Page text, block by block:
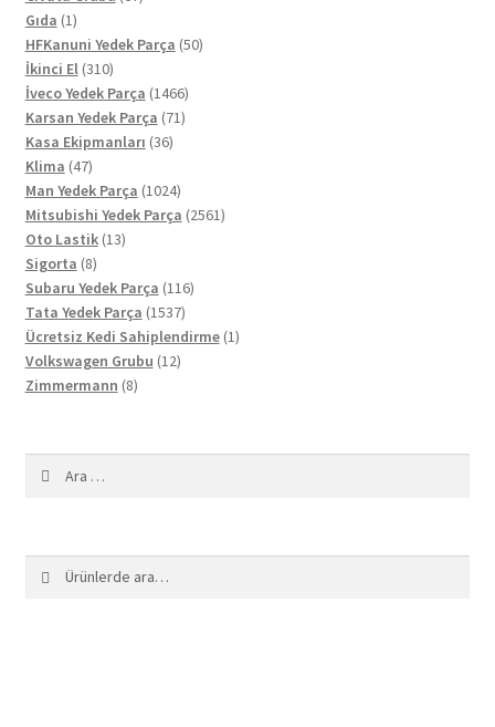
Gıda 11
ürün
HFKanuni Yedek Parça 5050
İkinci El 310310
ürün
İveco Yedek Parça 14661466
ürün
Karsan Yedek Parça 7171
Kasa Ekipmanları 3636
Klima 4747
ürün
Man Yedek Parça 10241024
ürün
Mitsubishi Yedek Parça 25612561
Oto Lastik 1313
Sigorta 88
ürün
Subaru Yedek Parça 116116
Tata Yedek Parça 15371537
ürün
Ücretsiz Kedi Sahiplendirme 11
Volkswagen Grubu 1212
Zimmermann 88